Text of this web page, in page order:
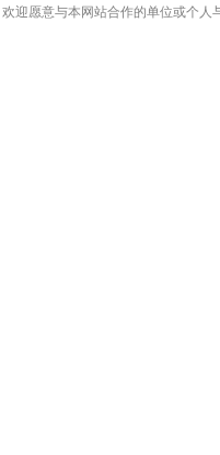
迎愿意与本网站合作的单位或个人